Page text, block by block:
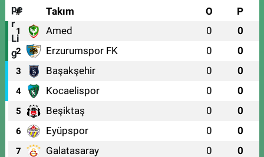
# Takım O P
1 Amed 0 0
2 Erzurumspor FK 0 0
3 Başakşehir 0 0
4 Kocaelispor 0 0
5 Beşiktaş 0 0
6 Eyüpspor 0 0
7 Galatasaray 0 0